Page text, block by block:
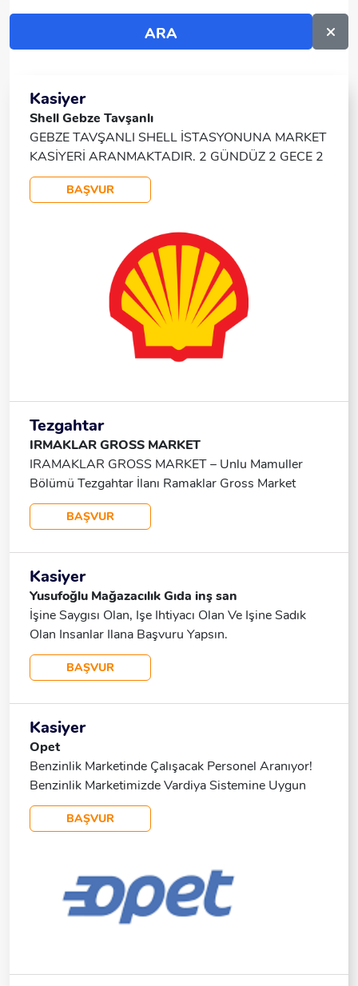
Kasiyer
Shell Gebze Tavşanlı
GEBZE TAVŞANLI SHELL İSTASYONUNA MARKET
KASİYERİ ARANMAKTADIR. 2 GÜNDÜZ 2 GECE 2
İZİN MAAŞ; 35000 TL YEMEK YOL DAHİL(SERVİS
YOKTUR) BAŞVURU YAPMAK İSTEYENLER
BAŞVUR
Tezgahtar
IRMAKLAR GROSS MARKET
IRAMAKLAR GROSS MARKET – Unlu Mamuller
Bölümü Tezgahtar İlanı Ramaklar Gross Market
Bünyesinde, Unlu Mamuller Bölümü’nde
Görevlendirilmek Üzere Tezgahtar Arayışımız
Uyum Sağlayabilmek Müşteri Memnuniyetine Önem
Veren, Güler Yüzlü Ve Sorumluluk Sahibi Çalışma
Şartları: Haftanın 5 Günü: 08.00 – 17.00 Veya
13.00 – 22.00 Haftanın 1 Günü: 08.00 – 22.00
Haftanın 1 Günü Izin Sosyal Haklar: SGK Yemek
Imkânı Detaylı Bilgi Almak Ve Başvuru Yapmak
BAŞVUR
Kasiyer
Yusufoğlu Mağazacılık Gıda inş san
İşine Saygısı Olan, Işe Ihtiyacı Olan Ve Işine Sadık
Olan Insanlar Ilana Başvuru Yapsın.
BAŞVUR
Kasiyer
Opet
Benzinlik Marketinde Çalışacak Personel Aranıyor!
Benzinlik Marketimizde Vardiya Sistemine Uygun
Çalışabilecek, Iş Disiplinine Sahip Bay Çalışma
Arkadaşları Arıyoruz. ✅ Ekip Çalışmasına Yatkın ✅
532 460 38 54
BAŞVUR